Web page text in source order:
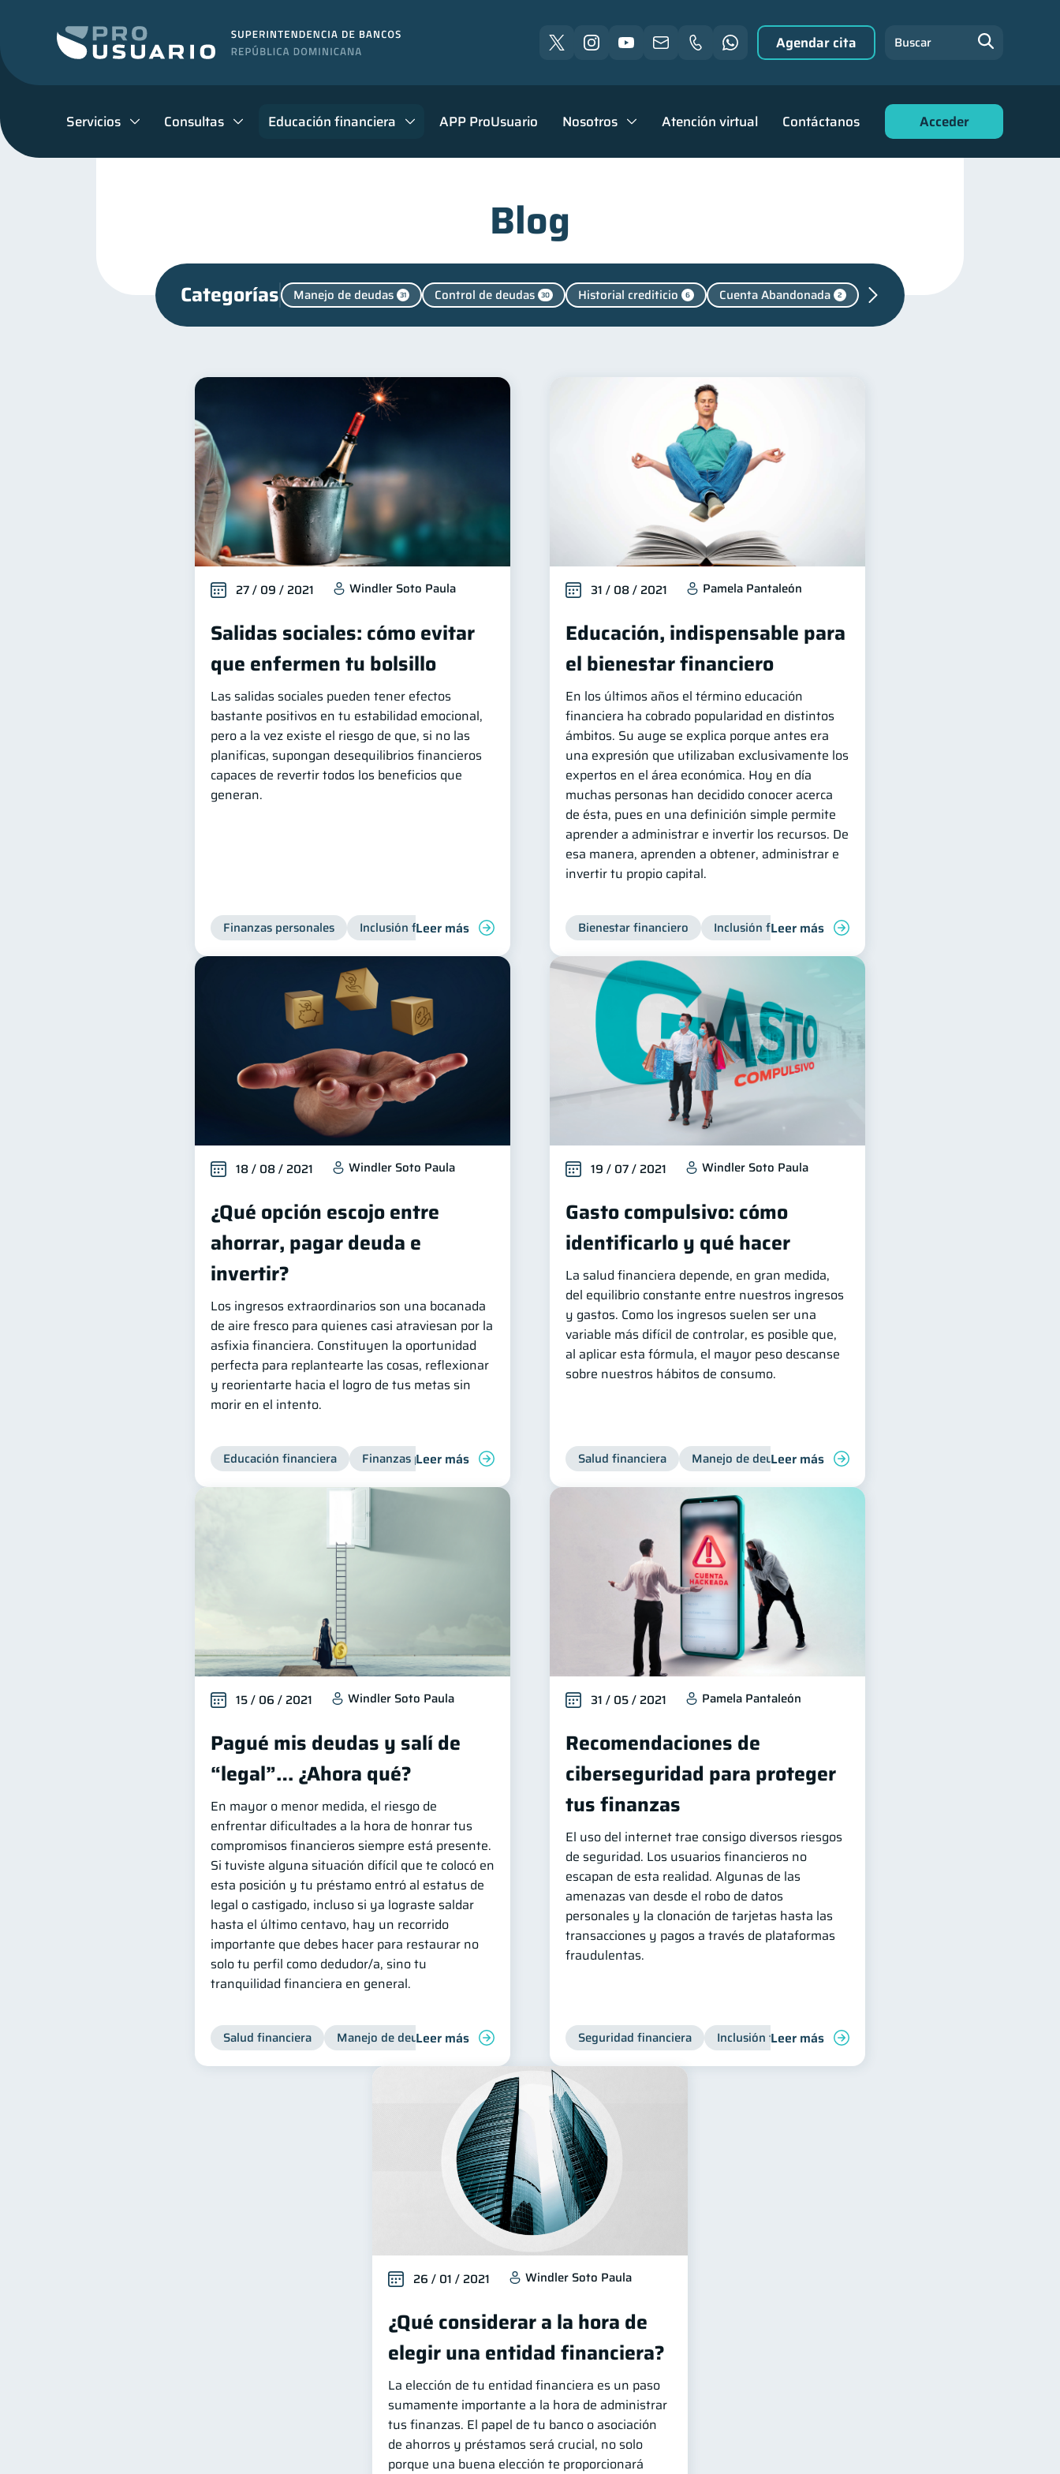
Servicios Consultas Educación financiera APP ProUsuario Nosotros Atención virtual Contáctanos Acceder
Agendar cita Buscar
Blog
Categorías Manejo de deudas 31 Control de deudas 30 Historial crediticio 6 Cuenta Abandonada 2
Entidad financiera 8 Tarjeta de crédito
Ciberseguridad Servicios Superintendencia de Bancos
Criptomonedas Inversiones 1 Finanzas en Pareja
Educación Financiera Fraudes 1 Información financiera 1 Salud mental
ahorro Retiro Doble sueldo información financiera 1
27 / 09 / 2021 Windler Soto Paula
Salidas sociales: cómo evitar
que enfermen tu bolsillo
Las salidas sociales pueden tener efectos
bastante positivos en tu estabilidad emocional,
pero a la vez existe el riesgo de que, si no las
planificas, supongan desequilibrios financieros
capaces de revertir todos los beneficios que
generan.
Finanzas personales Inclusión financiera Finanzas para jóvenes Manejo de deudas Finanzas familiares
Leer más
31 / 08 / 2021 Pamela Pantaleón
Educación, indispensable para
el bienestar financiero
En los últimos años el término educación
financiera ha cobrado popularidad en distintos
ámbitos. Su auge se explica porque antes era
una expresión que utilizaban exclusivamente los
expertos en el área económica. Hoy en día
muchas personas han decidido conocer acerca
de ésta, pues en una definición simple permite
aprender a administrar e invertir los recursos. De
esa manera, aprenden a obtener, administrar e
invertir tu propio capital.
Bienestar financiero Inclusión financiera Finanzas para jóvenes
Leer más
18 / 08 / 2021 Windler Soto Paula
¿Qué opción escojo entre
ahorrar, pagar deuda e
invertir?
Los ingresos extraordinarios son una bocanada
de aire fresco para quienes casi atraviesan por la
asfixia financiera. Constituyen la oportunidad
perfecta para replantearte las cosas, reflexionar
y reorientarte hacia el logro de tus metas sin
morir en el intento.
Educación financiera Finanzas para jóvenes Manejo de deudas Finanzas familiares
Leer más
19 / 07 / 2021 Windler Soto Paula
Gasto compulsivo: cómo
identificarlo y qué hacer
La salud financiera depende, en gran medida,
del equilibrio constante entre nuestros ingresos
y gastos. Como los ingresos suelen ser una
variable más difícil de controlar, es posible que,
al aplicar esta fórmula, el mayor peso descanse
sobre nuestros hábitos de consumo.
Salud financiera Manejo de deudas Control de deudas
Leer más
15 / 06 / 2021 Windler Soto Paula
Pagué mis deudas y salí de
“legal”… ¿Ahora qué?
En mayor o menor medida, el riesgo de
enfrentar dificultades a la hora de honrar tus
compromisos financieros siempre está presente.
Si tuviste alguna situación difícil que te colocó en
esta posición y tu préstamo entró al estatus de
legal o castigado, incluso si ya lograste saldar
hasta el último centavo, hay un recorrido
importante que debes hacer para restaurar no
solo tu perfil como dedudor/a, sino tu
tranquilidad financiera en general.
Salud financiera Manejo de deudas Control de deudas
Leer más
31 / 05 / 2021 Pamela Pantaleón
Recomendaciones de
ciberseguridad para proteger
tus finanzas
El uso del internet trae consigo diversos riesgos
de seguridad. Los usuarios financieros no
escapan de esta realidad. Algunas de las
amenazas van desde el robo de datos
personales y la clonación de tarjetas hasta las
transacciones y pagos a través de plataformas
fraudulentas.
Seguridad financiera Inclusión financiera Finanzas para jóvenes
Leer más
26 / 01 / 2021 Windler Soto Paula
¿Qué considerar a la hora de
elegir una entidad financiera?
La elección de tu entidad financiera es un paso
sumamente importante a la hora de administrar
tus finanzas. El papel de tu banco o asociación
de ahorros y préstamos será crucial, no solo
porque una buena elección te proporcionará